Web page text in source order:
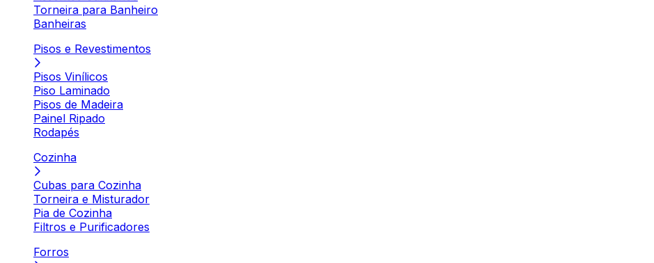
Torneira para Banheiro
Banheiras
Pisos e Revestimentos
Pisos Vinílicos
Piso Laminado
Pisos de Madeira
Painel Ripado
Rodapés
Cozinha
Cubas para Cozinha
Torneira e Misturador
Pia de Cozinha
Filtros e Purificadores
Forros